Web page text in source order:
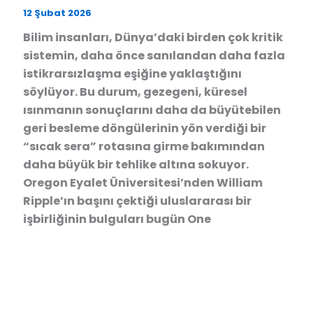
12 Şubat 2026
Bilim insanları, Dünya’daki birden çok kritik
sistemin, daha önce sanılandan daha fazla
istikrarsızlaşma eşiğine yaklaştığını
söylüyor. Bu durum, gezegeni, küresel
ısınmanın sonuçlarını daha da büyütebilen
geri besleme döngülerinin yön verdiği bir
“sıcak sera” rotasına girme bakımından
daha büyük bir tehlike altına sokuyor.
Oregon Eyalet Üniversitesi’nden William
Ripple’ın başını çektiği uluslararası bir
işbirliğinin bulguları bugün One